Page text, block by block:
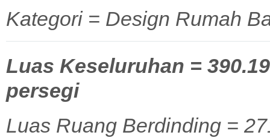
Kategori = Design Rumah
Luas Keseluruhan =
persegi
Luas Ruang Berdinding =